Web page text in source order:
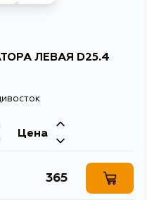
ЛЕВАЯ D25.4
Цена
365